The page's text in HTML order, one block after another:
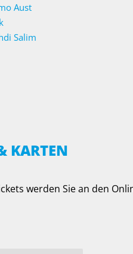
Aust
Salim
KARTEN
werden Sie an den